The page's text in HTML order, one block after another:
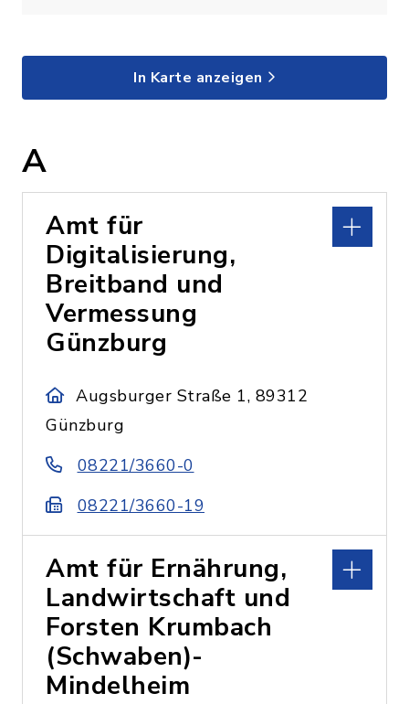
In Karte anzeigen
A
Amt für
Digitalisierung,
Breitband und
Vermessung
Günzburg
Augsburger Straße 1, 89312
Günzburg
08221/3660-0
08221/3660-19
Amt für Ernährung,
Landwirtschaft und
Forsten Krumbach
(Schwaben)-
Mindelheim